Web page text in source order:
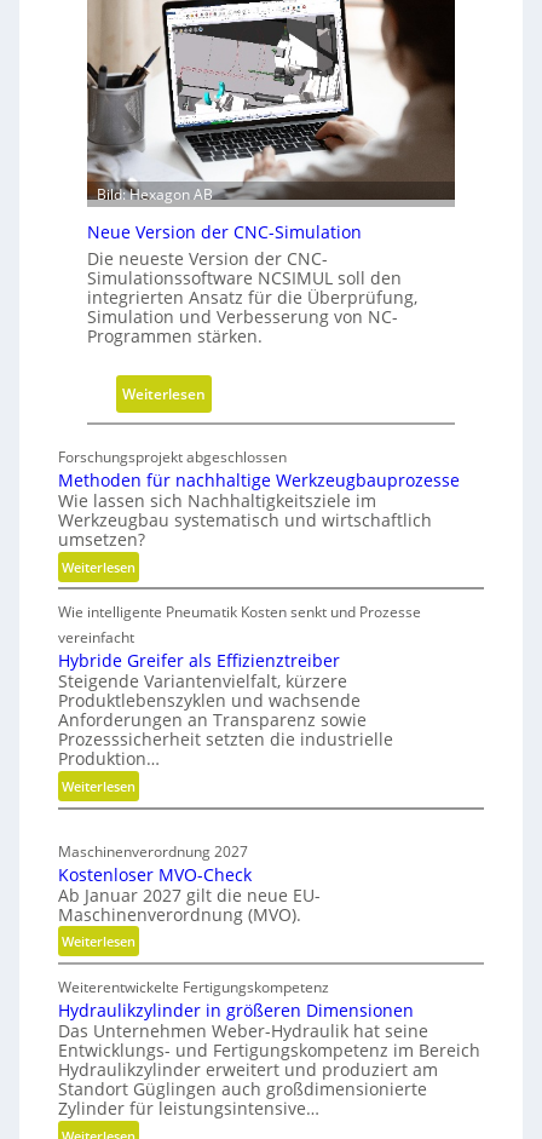
t
s
f
ü
h
r
u
n
s
c
h
r
i
t
t
e
e
i
N
a
c
h
h
a
t
i
g
-
R
o
a
m
p
Bild: Hexagon AB
Neue Version der CNC-Simulation
Die neueste Version der CNC-
Simulationssoftware NCSIMUL soll den
integrierten Ansatz für die Überprüfung,
Simulation und Verbesserung von NC-
Programmen stärken.
Weiterlesen:
N
u
e
V
s
i
n
d
e
r
-
S
i
m
a
t
i
o
n
Forschungsprojekt abgeschlossen
Methoden für nachhaltige Werkzeugbauprozesse
Wie lassen sich Nachhaltigkeitsziele im
Werkzeugbau systematisch und wirtschaftlich
umsetzen?
Weiterlesen:
M
e
t
h
o
d
e
n
f
ü
c
h
h
a
l
i
g
e
W
e
Wie intelligente Pneumatik Kosten senkt und Prozesse
vereinfacht
Hybride Greifer als Effizienztreiber
Steigende Variantenvielfalt, kürzere
Produktlebenszyklen und wachsende
Anforderungen an Transparenz sowie
Prozesssicherheit setzten die industrielle
Produktion…
Weiterlesen:
H
b
r
i
d
e
G
r
e
i
f
e
r
Maschinenverordnung 2027
Kostenloser MVO-Check
Ab Januar 2027 gilt die neue EU-
Maschinenverordnung (MVO).
Weiterlesen:
K
o
s
t
e
n
l
o
Weiterentwickelte Fertigungskompetenz
Hydraulikzylinder in größeren Dimensionen
Das Unternehmen Weber-Hydraulik hat seine
Entwicklungs- und Fertigungskompetenz im Bereich
Hydraulikzylinder erweitert und produziert am
Standort Güglingen auch großdimensionierte
Zylinder für leistungsintensive…
: